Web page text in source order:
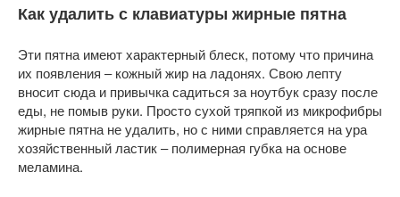
Как удалить с клавиатуры жирные пятна
Эти пятна имеют характерный блеск, потому что причина
их появления – кожный жир на ладонях. Свою лепту
вносит сюда и привычка садиться за ноутбук сразу после
еды, не помыв руки. Просто сухой тряпкой из микрофибры
жирные пятна не удалить, но с ними справляется на ура
хозяйственный ластик – полимерная губка на основе
меламина.